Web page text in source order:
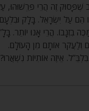
שֶׁפָּסוּק זֶה הֲרֵי פֵּרְשׁוּהוּ,
הֵם עַל יִשְׂרָאֵל. בָּלָק
הֲרֵי אָנוּ יוֹתֵר.
וְלַעֲקֹר אוֹתָם מִן הָעוֹלָם.
אֵיזֶה אוֹתִיּוֹת